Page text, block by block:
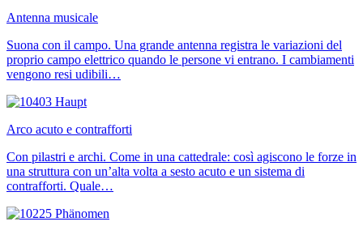
Antenna musicale
Suona con il campo. Una grande antenna registra le variazioni del
proprio campo elettrico quando le persone vi entrano. I cambiamenti
vengono resi udibili…
Arco acuto e contrafforti
Con pilastri e archi. Come in una cattedrale: così agiscono le forze in
una struttura con un’alta volta a sesto acuto e un sistema di
contrafforti. Quale…